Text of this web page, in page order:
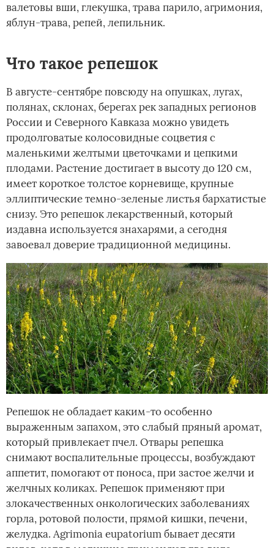
валетовы вши, глекушка, трава парило, агримония,
яблун-трава, репей, лепильник.
Что такое репешок
В августе-сентябре повсюду на опушках, лугах,
полянах, склонах, берегах рек западных регионов
России и Северного Кавказа можно увидеть
продолговатые колосовидные соцветия с
маленькими желтыми цветочками и цепкими
плодами. Растение достигает в высоту до 120 см,
имеет короткое толстое корневище, крупные
эллиптические темно-зеленые листья бархатистые
снизу. Это репешок лекарственный, который
издавна используется знахарями, а сегодня
завоевал доверие традиционной медицины.
Репешок не обладает каким-то особенно
выраженным запахом, это слабый пряный аромат,
который привлекает пчел. Отвары репешка
снимают воспалительные процессы, возбуждают
аппетит, помогают от поноса, при застое желчи и
желчных коликах. Репешок применяют при
злокачественных онкологических заболеваниях
горла, ротовой полости, прямой кишки, печени,
желудка. Agrimonia eupatorium бывает десяти